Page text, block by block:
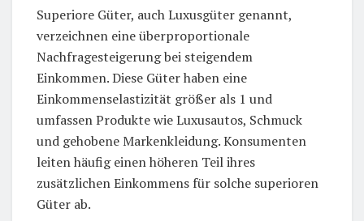
Superiore Güter, auch Luxusgüter genannt,
verzeichnen eine überproportionale
Nachfragesteigerung bei steigendem
Einkommen. Diese Güter haben eine
Einkommenselastizität größer als 1 und
umfassen Produkte wie Luxusautos, Schmuck
und gehobene Markenkleidung. Konsumenten
leiten häufig einen höheren Teil ihres
zusätzlichen Einkommens für solche superioren
Güter ab.